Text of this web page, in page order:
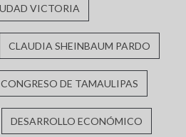
VICTORIA
CLAUDIA SHEINBAUM PARDO
CONGRESO DE TAMAULIPAS
DESARROLLO ECONÓMICO